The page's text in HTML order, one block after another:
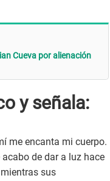
Cueva por alienación
y señala:
me encanta mi cuerpo.
de dar a luz hace
sus